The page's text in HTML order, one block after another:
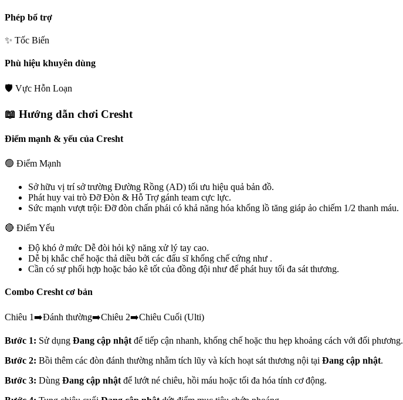
Phép bổ trợ
✨ Tốc Biến
Phù hiệu khuyên dùng
🛡️ Vực Hỗn Loạn
📖 Hướng dẫn chơi Cresht
Điểm mạnh & yếu của Cresht
🟢 Điểm Mạnh
Sở hữu vị trí sở trường Đường Rồng (AD) tối ưu hiệu quả bản đồ.
Phát huy vai trò Đỡ Đòn & Hỗ Trợgánh team cực lực.
Sức mạnh vượt trội: Đỡ đòn chấn phái có khả năng hóa khổng lồ tăng giáp ảo chiếm 1/2 thanh máu.
🔴 Điểm Yếu
Độ khó ở mức Dễ đòi hỏi kỹ năng xử lý tay cao.
Dễ bị khắc chế hoặc thả diều bởi các đấu sĩ khống chế cứng như .
Cần có sự phối hợp hoặc bảo kê tốt của đồng đội như để phát huy tối đa sát thương.
Combo Cresht cơ bản
Chiêu 1➡️Đánh thường➡️Chiêu 2➡️Chiêu Cuối (Ulti)
Bước 1: Sử dụng Đang cập nhật để tiếp cận nhanh, khống chế hoặc thu hẹp khoảng cách với đối phương.
Bước 2: Bồi thêm các đòn đánh thường nhằm tích lũy và kích hoạt sát thương nội tại Đang cập nhật.
Bước 3: Dùng Đang cập nhật để lướt né chiêu, hồi máu hoặc tối đa hóa tính cơ động.